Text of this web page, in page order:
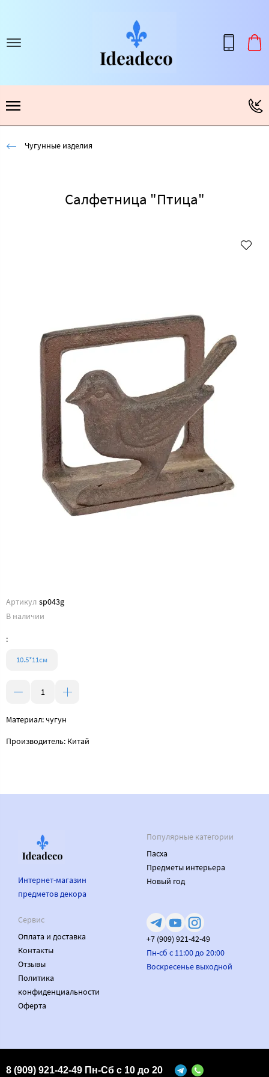
8 (909) 921-42-49 Пн-Сб с 10 до 20
Чугунные изделия
Салфетница "Птица"
Артикул sp043g
В наличии
:
10.5*11см
Материал: чугун
Производитель: Китай
Интернет-магазин
предметов декора
Популярные категории
Пасха
Предметы интерьера
Новый год
Сервис
Оплата и доставка
Контакты
Отзывы
Политика
конфиденциальности
Оферта
+7 (909) 921-42-49
Пн-сб с 11:00 до 20:00
Воскресенье выходной
Made on Bazium